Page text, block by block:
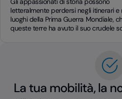
letteralmente perdersi negli itinerari e
luoghi della Prima Guerra Mondiale,
queste terre ha avuto il suo crudele
La tua mobilità, la